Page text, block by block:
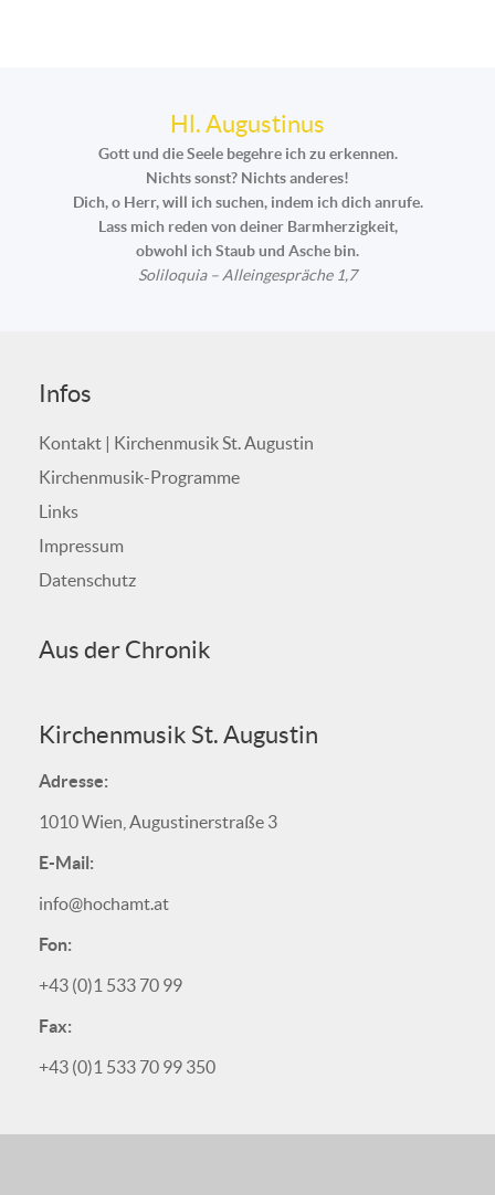
Hl. Augustinus
Gott und die Seele begehre ich zu erkennen.
Nichts sonst? Nichts anderes!
Dich, o Herr, will ich suchen, indem ich dich anrufe.
Lass mich reden von deiner Barmherzigkeit,
obwohl ich Staub und Asche bin.
Soliloquia – Alleingespräche 1,7
Infos
Kontakt | Kirchenmusik St. Augustin
Kirchenmusik-Programme
Links
Impressum
Datenschutz
Aus der Chronik
Kirchenmusik St. Augustin
Adresse:
1010 Wien, Augustinerstraße 3
E-Mail:
info@hochamt.at
Fon:
+43 (0)1 533 70 99
Fax:
+43 (0)1 533 70 99 350